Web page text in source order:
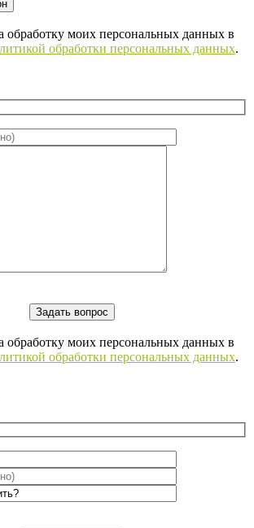
обработку моих персональных данных в
обработки персональных данных.
обработку моих персональных данных в
обработки персональных данных.